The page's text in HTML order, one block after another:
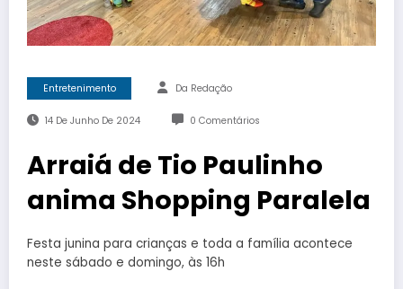
Entretenimento Da Redação
14 De Junho De 2024 0 Comentários
Arraiá de Tio Paulinho
anima Shopping Paralela
Festa junina para crianças e toda a família acontece
neste sábado e domingo, às 16h